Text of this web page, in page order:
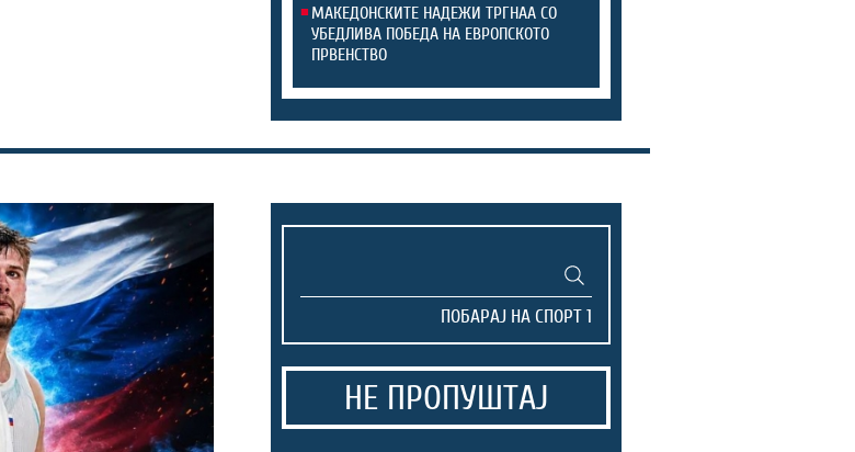
МАКЕДОНСКИТЕ НАДЕЖИ ТРГНАА СО
УБЕДЛИВА ПОБЕДА НА ЕВРОПСКОТО
ПРВЕНСТВО
НЕ ПРОПУШТАЈ